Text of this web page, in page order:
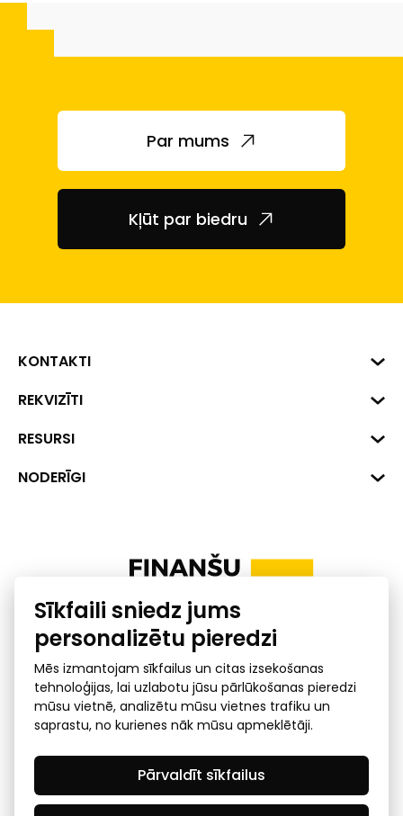
Par mums
Kļūt par biedru
KONTAKTI
Biznesa centrs "VERDE" Roberta
1045
+371 287 18175
REKVIZĪTI
Reģ. Nr. 40008002175
Banka: SEB Banka
RESURSI
Dati
Uzņēmumu kredītspējas kalkulators
NODERĪGI
Ombuds
Privātuma politika
GDPR subjekta piekļuves
pieprasījums
© 2026 Latvijas Finanšu nozares asociācija - visas tiesības
Sīkfaili sniedz jums
personalizētu pieredzi
Mēs izmantojam sīkfailus un citas izsekošanas
tehnoloģijas, lai uzlabotu jūsu pārlūkošanas pieredzi
mūsu vietnē, analizētu mūsu vietnes trafiku un
saprastu, no kurienes nāk mūsu apmeklētāji.
Pārvaldīt sīkfailus